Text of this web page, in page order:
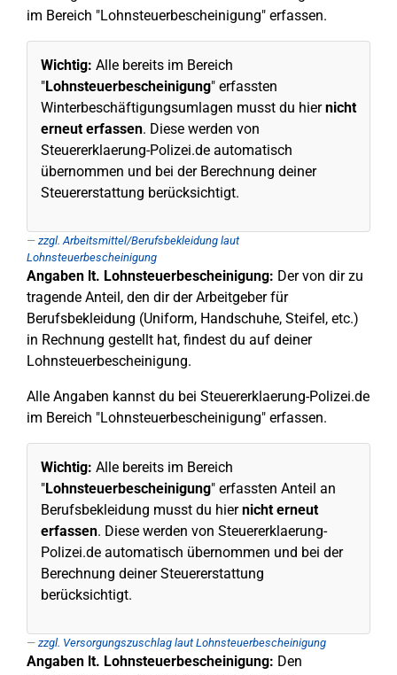
im Bereich "Lohnsteuerbescheinigung" erfassen.
Wichtig: Alle bereits im Bereich
"Lohnsteuerbescheinigung" erfassten
Winterbeschäftigungsumlagen musst du hiernicht
erneut erfassen. Diese werden von
Steuererklaerung-Polizei.de automatisch
übernommen und bei der Berechnung deiner
Steuererstattung berücksichtigt.
zzgl. Arbeitsmittel/Berufsbekleidung laut
Lohnsteuerbescheinigung
Angaben lt. Lohnsteuerbescheinigung: Der von dir zu
tragende Anteil, den dir der Arbeitgeber für
Berufsbekleidung (Uniform, Handschuhe, Steifel, etc.)
in Rechnung gestellt hat, findest du auf deiner
Lohnsteuerbescheinigung.
Alle Angaben kannst du bei Steuererklaerung-Polizei.de
im Bereich "Lohnsteuerbescheinigung" erfassen.
Wichtig: Alle bereits im Bereich
"Lohnsteuerbescheinigung" erfassten Anteil an
Berufsbekleidung musst du hiernicht erneut
erfassen. Diese werden von Steuererklaerung-
Polizei.de automatisch übernommen und bei der
Berechnung deiner Steuererstattung
berücksichtigt.
zzgl. Versorgungszuschlag laut Lohnsteuerbescheinigung
Angaben lt. Lohnsteuerbescheinigung: Den